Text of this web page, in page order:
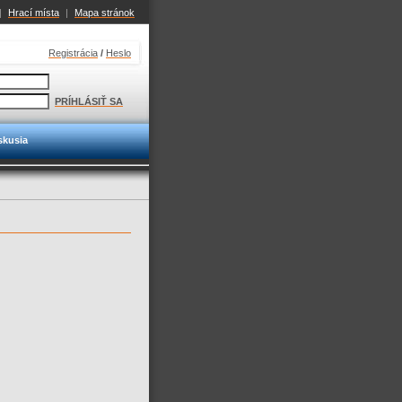
| Hrací místa | Mapa stránok
Registrácia / Heslo
PRÍHLÁSIŤ SA